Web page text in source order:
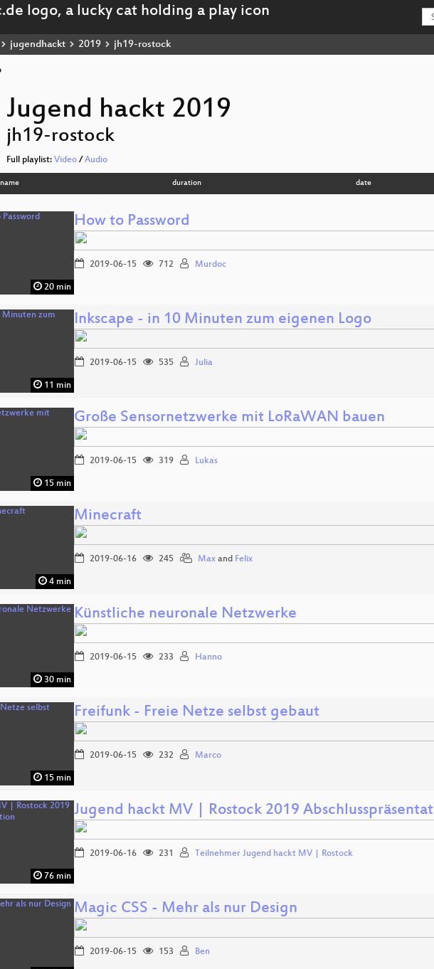
jugendhackt 2019 jh19-rostock
Jugend hackt 2019
jh19-rostock
Full playlist: Video / Audio
name duration date
20 min
How to Password
2019-06-15 712 Murdoc
11 min
Inkscape - in 10 Minuten zum eigenen Logo
2019-06-15 535 Julia
15 min
Große Sensornetzwerke mit LoRaWAN bauen
2019-06-15 319 Lukas
4 min
Minecraft
2019-06-16 245 Max and Felix
30 min
Künstliche neuronale Netzwerke
2019-06-15 233 Hanno
15 min
Freifunk - Freie Netze selbst gebaut
2019-06-15 232 Marco
76 min
Jugend hackt MV | Rostock 2019
2019-06-16 231 Teilnehmer Jugend hackt MV | Rostock
Magic CSS - Mehr als nur Design
2019-06-15 153 Ben